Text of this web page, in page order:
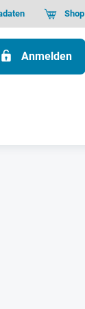
Shop
Anmelden